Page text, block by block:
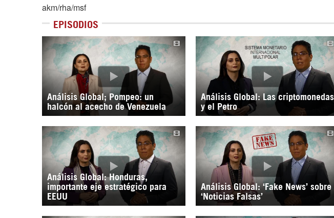
akm/rha/msf
EPISODIOS
Análisis Global; Pompeo: un
halcón al acecho de Venezuela
Análisis Global: Las criptomonedas
y el Petro
Análisis Global: Honduras,
importante eje estratégico para
EEUU
Análisis Global: ‘Fake News’ sobre
‘Noticias Falsas’